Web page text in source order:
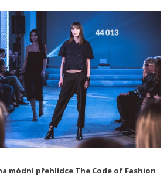
módní přehlídce The Code of Fashion